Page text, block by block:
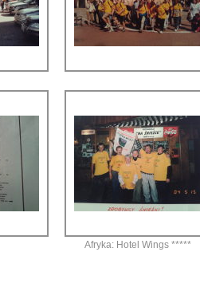
Afryka: Hotel Wings *****